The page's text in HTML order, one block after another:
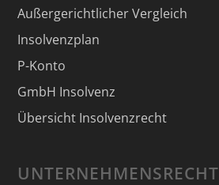
Außergerichtlicher Vergleich
Insolvenzplan
P-Konto
GmbH Insolvenz
Übersicht Insolvenzrecht
UNTERNEHMENSRECHT